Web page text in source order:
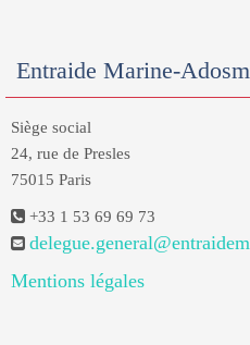
Entraide Marine-Adosm
Siège social
24, rue de Presles
75015 Paris
+33 1 53 69 69 73
Mentions légales